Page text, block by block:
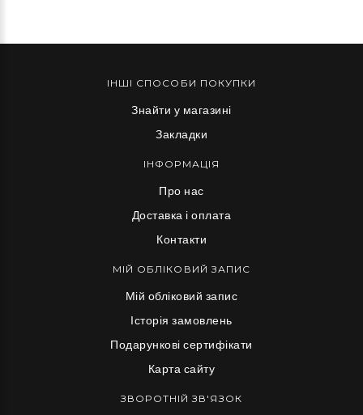
ІНШІ СПОСОБИ ПОКУПКИ
Знайти у магазині
Закладки
ІНФОРМАЦІЯ
Про нас
Доставка і оплата
Контакти
МІЙ ОБЛІКОВИЙ ЗАПИС
Мій обліковий запис
Історія замовлень
Подарункові сертифікати
Карта сайту
ЗВОРОТНІЙ ЗВ'ЯЗОК